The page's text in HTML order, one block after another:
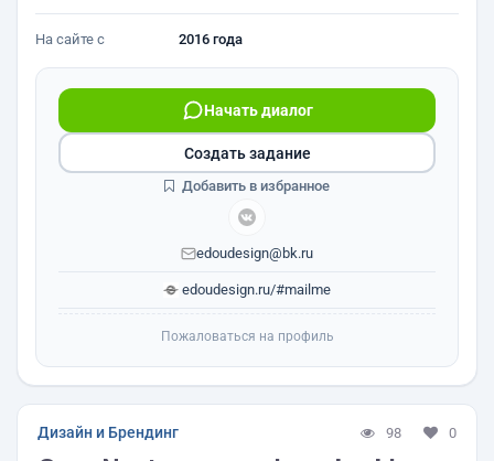
На сайте с 2016 года
Начать диалог
edoudesign@bk.ru
edoudesign.ru/#mailme
Создать задание
Добавить в избранное
Пожаловаться на профиль
Дизайн и Брендинг 98 0